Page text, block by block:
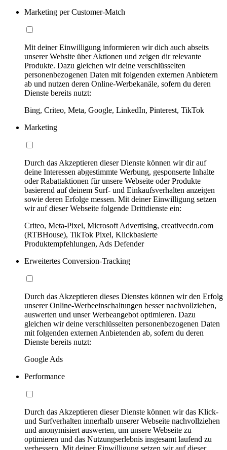
Marketing per Customer-Match
Mit deiner Einwilligung informieren wir dich auch abseits
unserer Website über Aktionen und zeigen dir relevante
Produkte. Dazu gleichen wir deine verschlüsselten
personenbezogenen Daten mit folgenden externen Anbietern
ab und nutzen deren Online-Werbekanäle, sofern du deren
Dienste bereits nutzt:
Bing, Criteo, Meta, Google, LinkedIn, Pinterest, TikTok
Marketing
Durch das Akzeptieren dieser Dienste können wir dir auf
deine Interessen abgestimmte Werbung, gesponserte Inhalte
oder Rabattaktionen für unsere Webseite oder Produkte
basierend auf deinem Surf- und Einkaufsverhalten anzeigen
sowie deren Erfolge messen. Mit deiner Einwilligung setzen
wir auf dieser Webseite folgende Drittdienste ein:
Criteo, Meta-Pixel, Microsoft Advertising, creativecdn.com
(RTBHouse), TikTok Pixel, Klickbasierte
Produktempfehlungen, Ads Defender
Erweitertes Conversion-Tracking
Durch das Akzeptieren dieses Dienstes können wir den Erfolg
unserer Online-Werbeeinschaltungen besser nachvollziehen,
auswerten und unser Werbeangebot optimieren. Dazu
gleichen wir deine verschlüsselten personenbezogenen Daten
mit folgenden externen Anbietenden ab, sofern du deren
Dienste bereits nutzt:
Google Ads
Performance
Durch das Akzeptieren dieser Dienste können wir das Klick-
und Surfverhalten innerhalb unserer Webseite nachvollziehen
und anonymisiert auswerten, um unsere Webseite zu
optimieren und das Nutzungserlebnis insgesamt laufend zu